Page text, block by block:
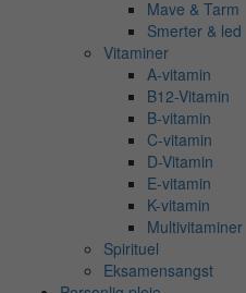
Mave & Tarm
Smerter & led
Vitaminer
A-vitamin
B12-Vitamin
B-vitamin
C-vitamin
D-Vitamin
E-vitamin
K-vitamin
Multivitaminer
Spirituel
Eksamensangst